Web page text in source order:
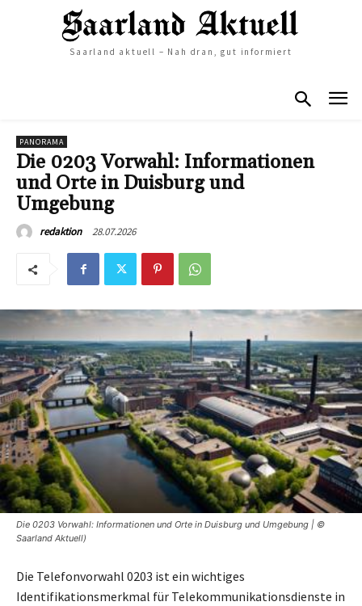
Saarland aktuell – Nah dran, gut informiert
PANORAMA
Die 0203 Vorwahl: Informationen
und Orte in Duisburg und
Umgebung
redaktion 28.07.2026
Die 0203 Vorwahl: Informationen und Orte in Duisburg und Umgebung | ©
Saarland Aktuell)
Die Telefonvorwahl 0203 ist ein wichtiges
Identifikationsmerkmal für Telekommunikationsdienste in